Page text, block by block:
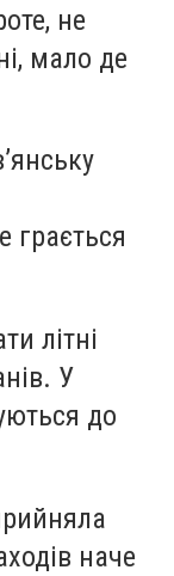
не
мало де
літні
У
до
наче